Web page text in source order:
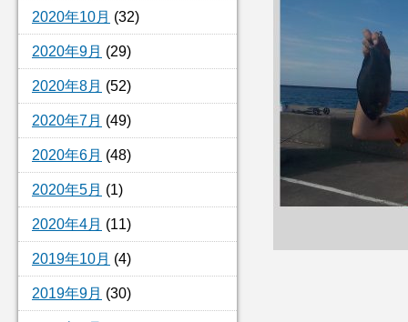
2020年10月 (32)
2020年9月 (29)
2020年8月 (52)
2020年7月 (49)
2020年6月 (48)
2020年5月 (1)
2020年4月 (11)
2019年10月 (4)
2019年9月 (30)